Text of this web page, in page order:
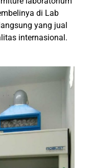
di Lab
yang jual
internasional.